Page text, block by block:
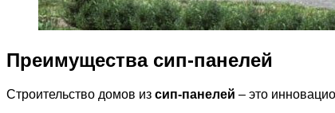
Преимущества сип-панелей
Строительство домов из сип-панелей – это